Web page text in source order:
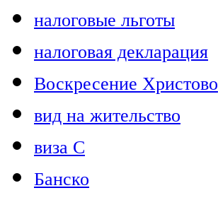
налоговые льготы
налоговая декларация
Воскресение Христово
вид на жительство
виза C
Банско